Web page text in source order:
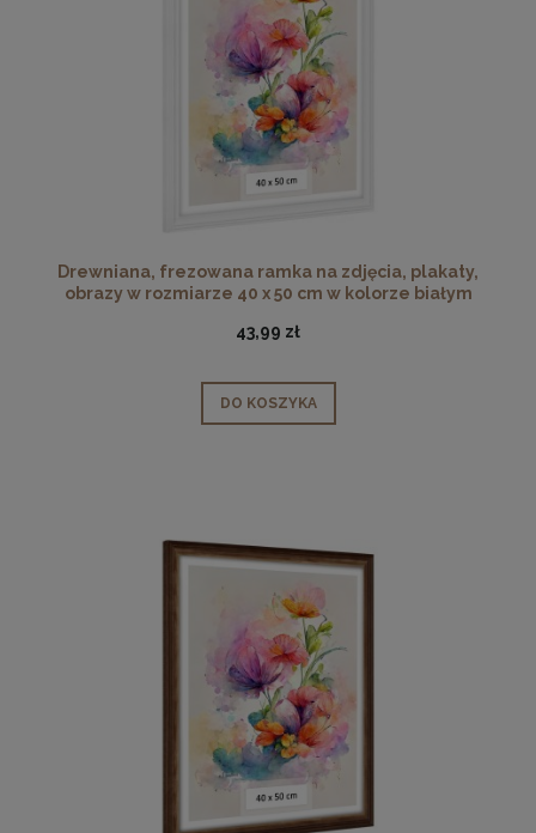
Drewniana, frezowana ramka na zdjęcia, plakaty,
obrazy w rozmiarze 40 x 50 cm w kolorze białym
43,99 zł
DO KOSZYKA